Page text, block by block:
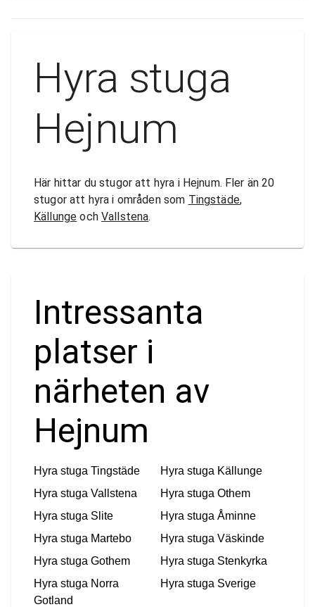
Hyra stuga
Hejnum
Här hittar du stugor att hyra i Hejnum. Fler än 20
stugor att hyra i områden som Tingstäde,
Källunge och Vallstena.
Intressanta
platser i
närheten av
Hejnum
Hyra stuga Tingstäde Hyra stuga Källunge
Hyra stuga Vallstena Hyra stuga Othem
Hyra stuga Slite Hyra stuga Åminne
Hyra stuga Martebo Hyra stuga Väskinde
Hyra stuga Gothem Hyra stuga Stenkyrka
Hyra stuga Norra
Gotland
Hyra stuga Sverige